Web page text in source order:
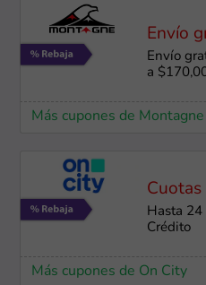
Envío
Envío
a
Más cupones de Montagne
Cuotas
Hasta 24
Crédito
Más cupones de On City